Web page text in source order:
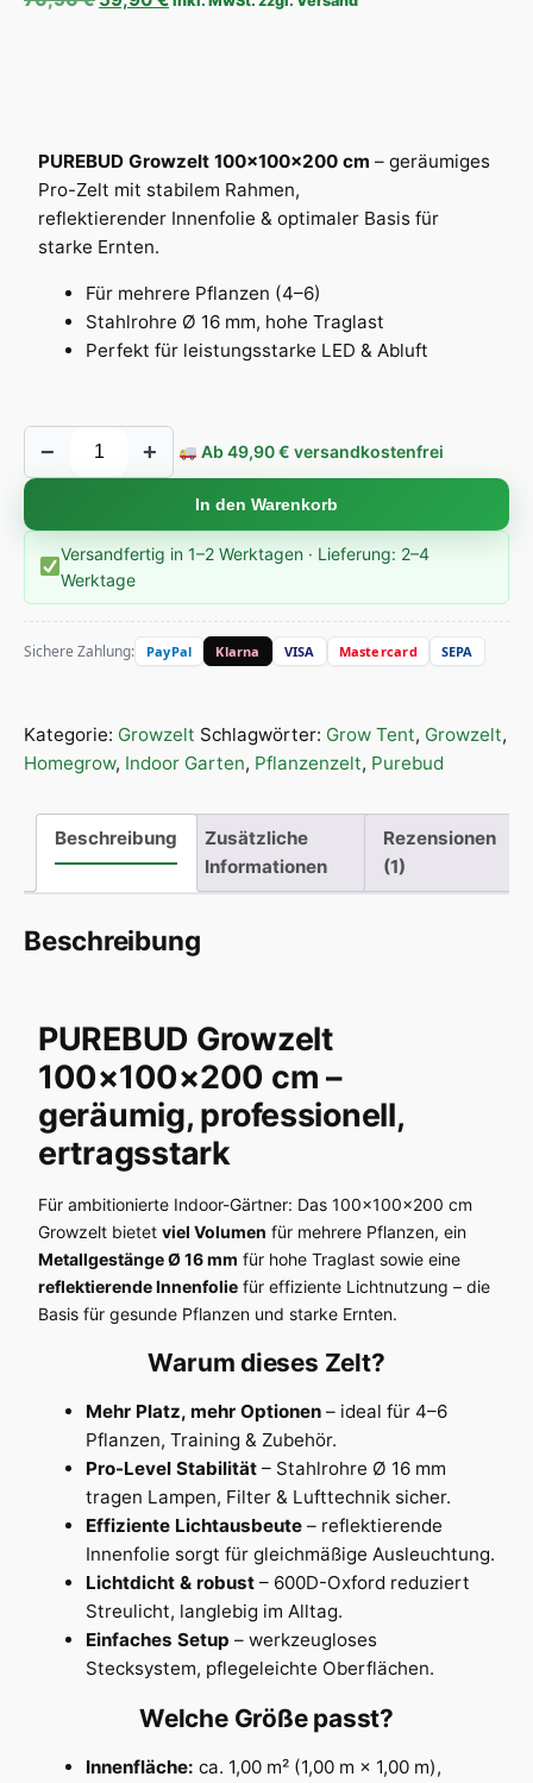
PUREBUD Growzelt 100×100×200 cm – geräumiges
Pro-Zelt mit stabilem Rahmen,
reflektierender Innenfolie & optimaler Basis für
starke Ernten.
Für mehrere Pflanzen (4–6)
Stahlrohre Ø 16 mm, hohe Traglast
Perfekt für leistungsstarke LED & Abluft
PUREBUD Growzelt 100×100×200 cm Menge
− +
In den Warenkorb
Ab 49,90 € versandkostenfrei
Versandfertig in 1–2 Werktagen · Lieferung: 2–4
Werktage
Sichere Zahlung: PayPal Klarna VISA Mastercard SEPA
Kategorie: Growzelt Schlagwörter: Grow Tent, Growzelt,
Homegrow, Indoor Garten, Pflanzenzelt, Purebud
Beschreibung
Zusätzliche
Informationen
Rezensionen
(1)
Beschreibung
PUREBUD Growzelt
100×100×200 cm –
geräumig, professionell,
ertragsstark
Für ambitionierte Indoor-Gärtner: Das 100×100×200 cm
Growzelt bietet viel Volumen für mehrere Pflanzen, ein
Metallgestänge Ø 16 mm für hohe Traglast sowie eine
reflektierende Innenfolie für effiziente Lichtnutzung – die
Basis für gesunde Pflanzen und starke Ernten.
Warum dieses Zelt?
Mehr Platz, mehr Optionen – ideal für 4–6
Pflanzen, Training & Zubehör.
Pro-Level Stabilität – Stahlrohre Ø 16 mm
tragen Lampen, Filter & Lufttechnik sicher.
Effiziente Lichtausbeute – reflektierende
Innenfolie sorgt für gleichmäßige Ausleuchtung.
Lichtdicht & robust – 600D-Oxford reduziert
Streulicht, langlebig im Alltag.
Einfaches Setup – werkzeugloses
Stecksystem, pflegeleichte Oberflächen.
Welche Größe passt?
Innenfläche: ca. 1,00 m² (1,00 m × 1,00 m),